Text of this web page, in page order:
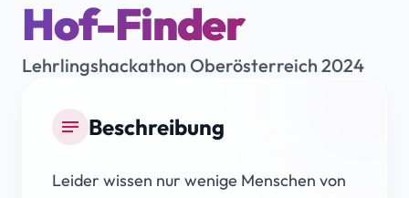
Hof-Finder
Lehrlingshackathon Oberösterreich 2024
notes Beschreibung
Leider wissen nur wenige Menschen von